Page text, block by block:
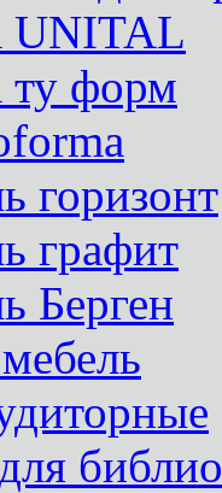
UNITAL
ту форм
горизонт
графит
Берген